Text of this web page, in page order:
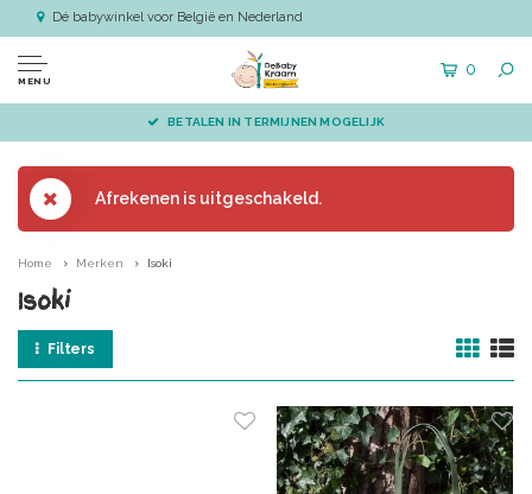
Dé babywinkel voor België en Nederland
MENU
0
BETALEN IN TERMIJNEN MOGELIJK
Afrekenen is uitgeschakeld.
Home Merken Isoki
Isoki
Filters